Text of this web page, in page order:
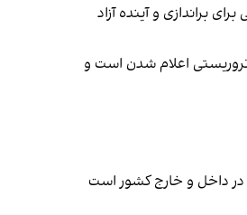
براندازی و آینده آزاد
اعلام شدن است و
در داخل و خارج کشور است